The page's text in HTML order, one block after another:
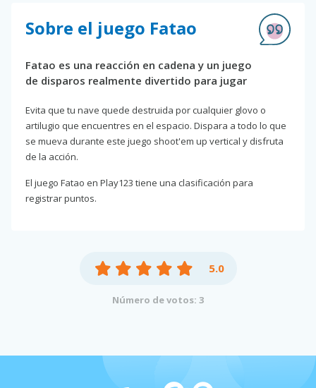
Sobre el juego Fatao
Fatao es una reacción en cadena y un juego
de disparos realmente divertido para jugar
Evita que tu nave quede destruida por cualquier glovo o
artilugio que encuentres en el espacio. Dispara a todo lo que
se mueva durante este juego shoot'em up vertical y disfruta
de la acción.
El juego Fatao en Play123 tiene una clasificación para
registrar puntos.
5.0
Número de votos: 3